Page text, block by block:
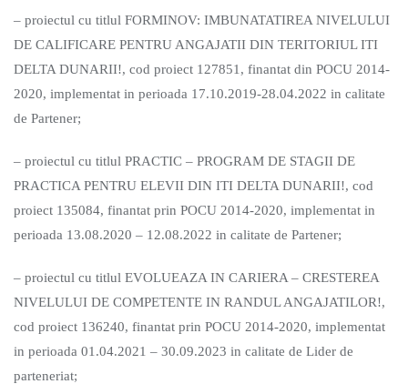
– proiectul cu titlul FORMINOV: IMBUNATATIREA NIVELULUI
DE CALIFICARE PENTRU ANGAJATII DIN TERITORIUL ITI
DELTA DUNARII!, cod proiect 127851, finantat din POCU 2014-
2020, implementat in perioada 17.10.2019-28.04.2022 in calitate
de Partener;
– proiectul cu titlul PRACTIC – PROGRAM DE STAGII DE
PRACTICA PENTRU ELEVII DIN ITI DELTA DUNARII!, cod
proiect 135084, finantat prin POCU 2014-2020, implementat in
perioada 13.08.2020 – 12.08.2022 in calitate de Partener;
– proiectul cu titlul EVOLUEAZA IN CARIERA – CRESTEREA
NIVELULUI DE COMPETENTE IN RANDUL ANGAJATILOR!,
cod proiect 136240, finantat prin POCU 2014-2020, implementat
in perioada 01.04.2021 – 30.09.2023 in calitate de Lider de
parteneriat;